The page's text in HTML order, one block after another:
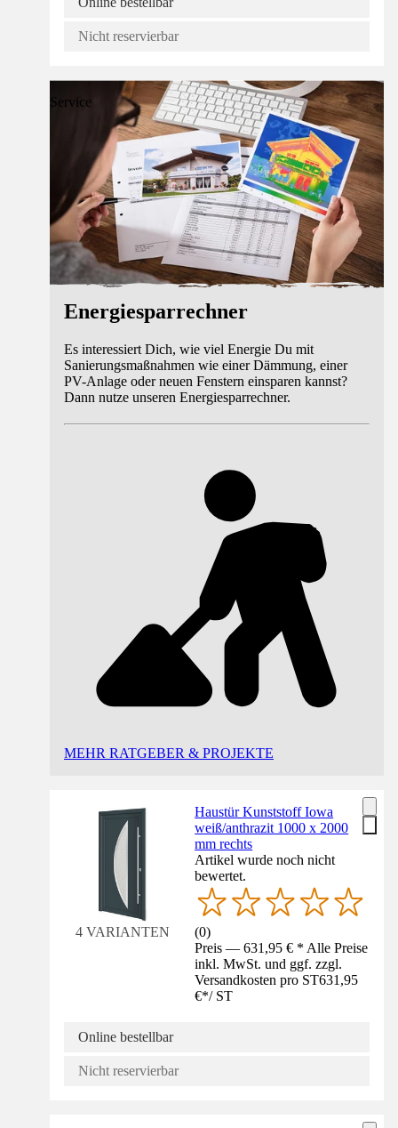
Nicht reservierbar
Service
Energiesparrechner
Es interessiert Dich, wie viel Energie Du mit
Sanierungsmaßnahmen wie einer Dämmung, einer
PV-Anlage oder neuen Fenstern einsparen kannst?
Dann nutze unseren Energiesparrechner.
MEHR RATGEBER & PROJEKTE
4 VARIANTEN
Haustür Kunststoff Iowa
weiß/anthrazit 1000 x 2000
mm rechts
Artikel wurde noch nicht
bewertet.
(0)
Preis — 631,95 € * Alle Preise
inkl. MwSt. und ggf. zzgl.
Versandkosten pro ST631,95
€*/ ST
Online bestellbar
Nicht reservierbar